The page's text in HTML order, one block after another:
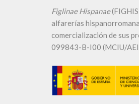
Figlinae Hispanae
alfarerías
comercialización de sus
099843-B-I00 (MCIU/